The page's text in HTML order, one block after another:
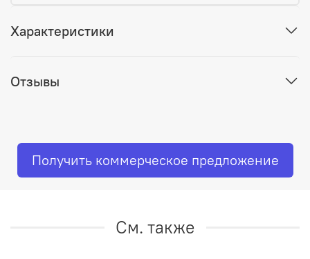
Характеристики
Отзывы
Получить коммерческое предложение
См. также